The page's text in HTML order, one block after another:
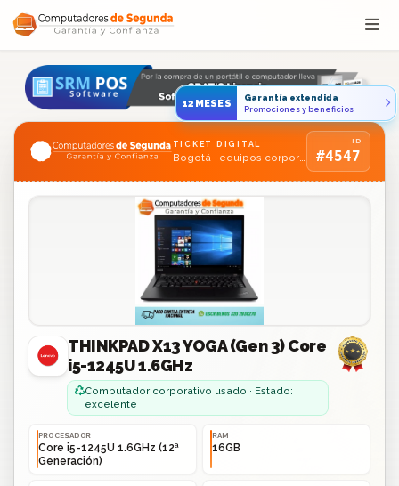
Saltar al contenido
TICKET DIGITAL
Bogotá · equipos corporativos usados
ID
#4547
THINKPAD X13 YOGA (Gen 3) Core
i5-1245U 1.6GHz
Computador corporativo usado · Estado:
excelente
PROCESADOR
Core i5-1245U 1.6GHz (12ª
Generación)
RAM
16GB
12MESES
Garantía extendida
Promociones y beneficios